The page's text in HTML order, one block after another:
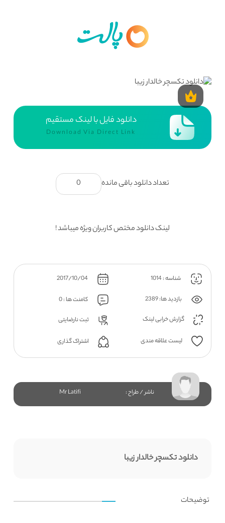
دانلود فایل با لینک مستقیم
Download Via Direct Link
تعداد دانلود باقی مانده 0
لینک دانلود مختص کاربران ویژه میباشد !
شناسه : 1014 2017/10/04
بازدید ها: 2389
کامنت ها : 0
گزارش خرابی لینک
ثبت نارضایتی
لیست علاقه مندی اشتراک گذاری
ناشر / طراح : Mr Latifi
دانلود تکسچر خالدار زیبا
توضیحات